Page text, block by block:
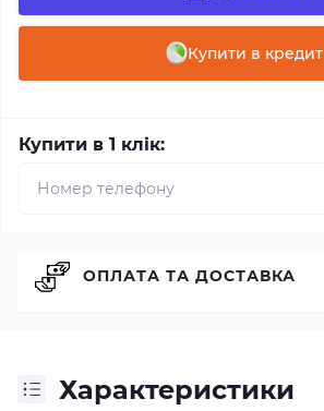
Купити в кредит
Купити в 1 клік:
Характеристики
ОПЛАТА ТА ДОСТАВКА